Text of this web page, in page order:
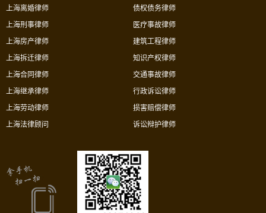
上海离婚律师
上海刑事律师
上海房产律师
上海拆迁律师
债权债务律师
医疗事故律师
建筑工程律师
知识产权律师
上海合同律师
上海继承律师
上海劳动律师
上海法律顾问
交通事故律师
行政诉讼律师
损害赔偿律师
诉讼辩护律师